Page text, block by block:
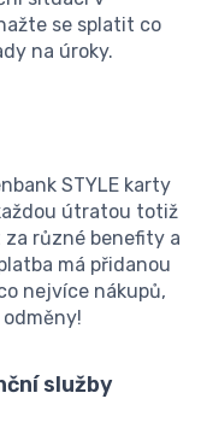
se splatit co
na úroky.
STYLE karty
útratou totiž
různé benefity a
má přidanou
nejvíce nákupů,
služby